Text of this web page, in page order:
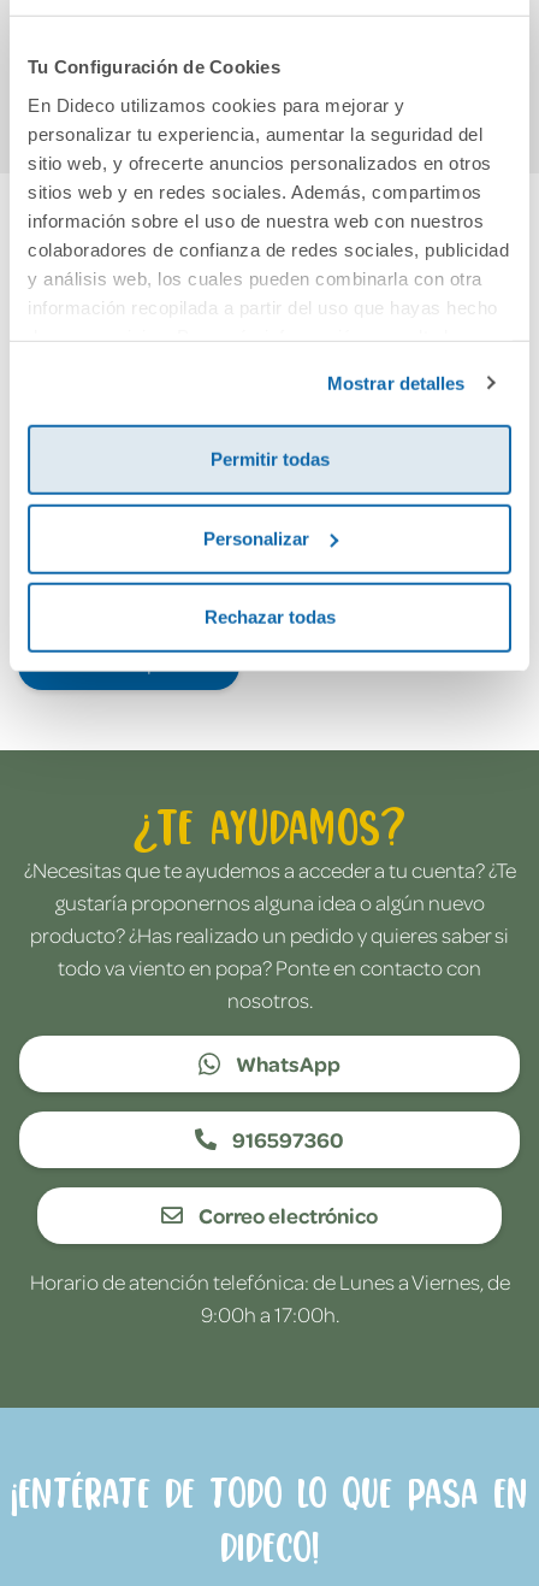
Tu Configuración de Cookies
En Dideco utilizamos cookies para mejorar y
personalizar tu experiencia, aumentar la seguridad del
sitio web, y ofrecerte anuncios personalizados en otros
sitios web y en redes sociales. Además, compartimos
información sobre el uso de nuestra web con nuestros
colaboradores de confianza de redes sociales, publicidad
y análisis web, los cuales pueden combinarla con otra
información recopilada a partir del uso que hayas hecho
Mostrar detalles
Permitir todas
Personalizar
Rechazar todas
MODELOS
Comprar
Cuéntanos tu opinión
¡Sé el primero en valorar este producto!
Envía tu opinión
¿Te ayudamos?
¿Necesitas que te ayudemos a acceder a tu cuenta? ¿Te
gustaría proponernos alguna idea o algún nuevo
producto? ¿Has realizado un pedido y quieres saber si
todo va viento en popa? Ponte en contacto con
nosotros.
WhatsApp
916597360
Correo electrónico
Horario de atención telefónica: de Lunes a Viernes, de
9:00h a 17:00h.
¡Entérate de todo lo que pasa en
Dideco!